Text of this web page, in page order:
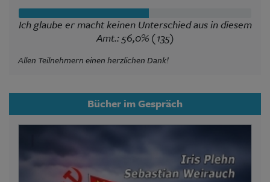
Ich glaube er macht keinen Unterschied aus in diesem
Amt.: 56,0% (135)
Allen Teilnehmern einen herzlichen Dank!
Bücher im Gespräch